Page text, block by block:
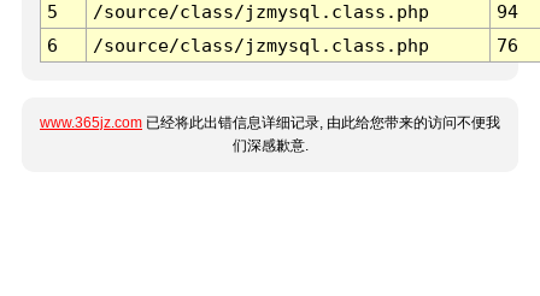
5
/source/class/jzmysql.class.php
94
6
/source/class/jzmysql.class.php 76
www.365jz.com 已经将此出错信息详细记录, 由此给您带来的访问不便我
们深感歉意.